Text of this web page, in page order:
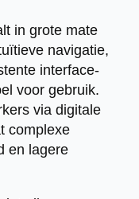
in grote mate
navigatie,
interface-
voor gebruik.
via digitale
complexe
en lagere